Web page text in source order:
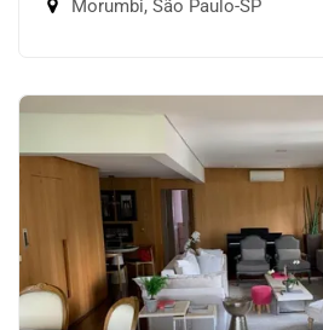
Morumbi, São Paulo-SP